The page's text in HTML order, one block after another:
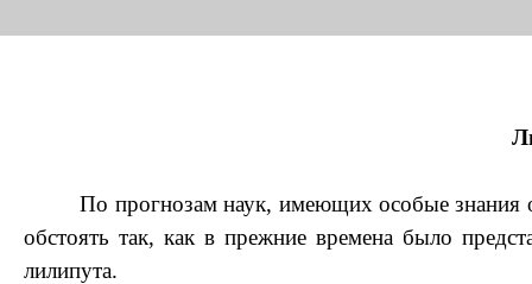
По прогнозам наук, имеющих особые знания
обстоять так, как в прежние времена было
лилипута.